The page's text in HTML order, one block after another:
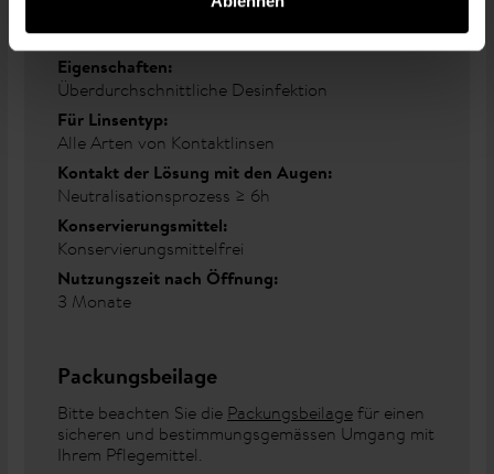
Peroxid System
Eigenschaften:
Überdurchschnittliche Desinfektion
Für Linsentyp:
Alle Arten von Kontaktlinsen
Kontakt der Lösung mit den Augen:
Neutralisationsprozess ≥ 6h
Konservierungsmittel:
Konservierungsmittelfrei
Nutzungszeit nach Öffnung:
3 Monate
Packungsbeilage
Bitte beachten Sie die Packungsbeilagefür einen
sicheren und bestimmungsgemässen Umgang mit
Ihrem Pflegemittel.